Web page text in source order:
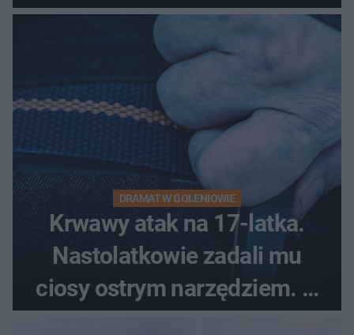
pytali, czy to Mad Max!
DRAMAT W GOLENIOWIE
Krwawy atak na 17-latka.
Nastolatkowie zadali mu
ciosy ostrym narzędziem. O
ich losach zdecyduje sąd